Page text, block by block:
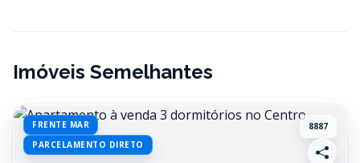
Imóveis Semelhantes
FRENTE MAR
PARCELAMENTO DIRETO
8887